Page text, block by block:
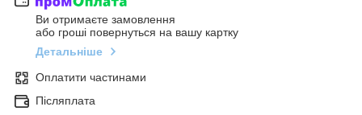
Ви отримаєте замовлення
або гроші повернуться на вашу картку
Детальніше
Оплатити частинами
Післяплата